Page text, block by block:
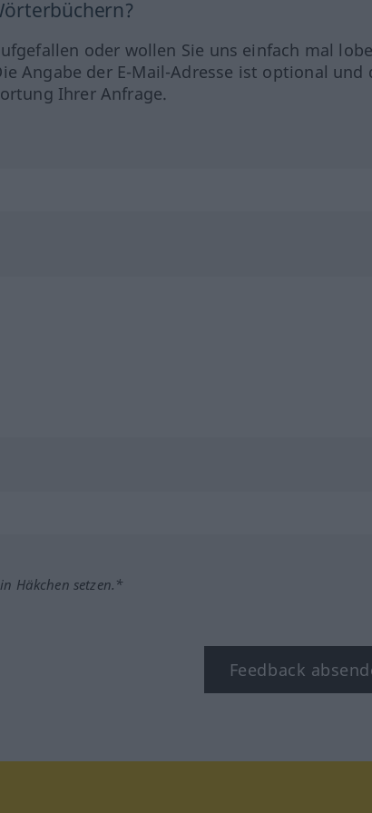
oder wollen Sie uns einfach mal
Angabe der E-Mail-Adresse ist optional und
Ihrer Anfrage.
Häkchen setzen.*
Feedback